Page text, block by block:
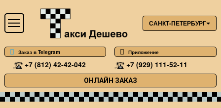
САНКТ-ПЕТЕРБУРГ
Заказ в Telegram Приложение
+7 (812) 42-42-042 +7 (929) 111-52-11
ОНЛАЙН ЗАКАЗ